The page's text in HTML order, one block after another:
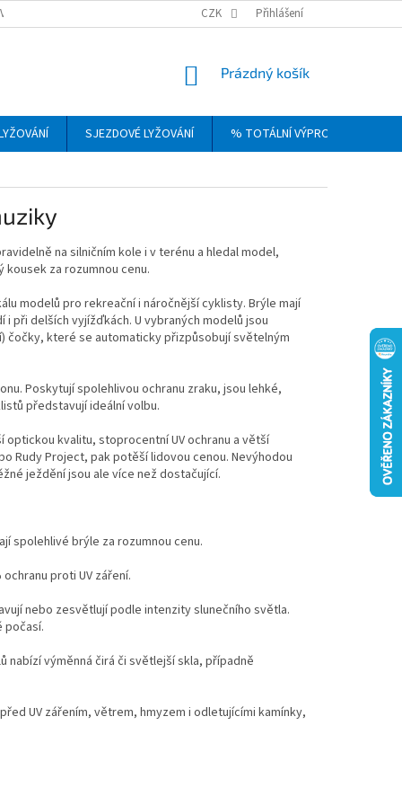
VRÁCENÍ, VÝMĚNA A REKLAMACE ZBOŽÍ OBCHODNÍ PODMÍNKY
CZK Přihlášení
NÁKUPNÍ
Prázdný košík
SJEZDOVÉ LYŽOVÁNÍ % TOTÁLNÍ VÝPRODEJ
na silničním kole i v terénu a hledal model,
za rozumnou cenu.
modelů pro rekreační i náročnější cyklisty. Brýle mají
při delších vyjížďkách. U vybraných modelů jsou
čočky, které se automaticky přizpůsobují světelným
Poskytují spolehlivou ochranu zraku, jsou lehké,
představují ideální volbu.
optickou kvalitu, stoprocentní UV ochranu a větší
Rudy Project, pak potěší lidovou cenou. Nevýhodou
ježdění jsou ale více než dostačující.
spolehlivé brýle za rozumnou cenu.
proti UV záření.
nebo zesvětlují podle intenzity slunečního světla.
počasí.
nabízí výměnná čirá či světlejší skla, případně
UV zářením, větrem, hmyzem i odletujícími kamínky,